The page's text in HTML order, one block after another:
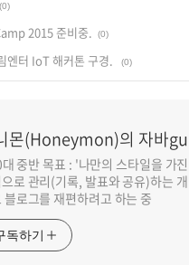
(0)
2015 준비중.
(0)
엔터 IoT 해커톤 구경.
(0)
몬(Honeymon)의 자바
중반 목표 : '나만의 스타일을 가
로 관리(기록, 발표와 공유)하는
블로그를 재편하려고 하는 중
독하기